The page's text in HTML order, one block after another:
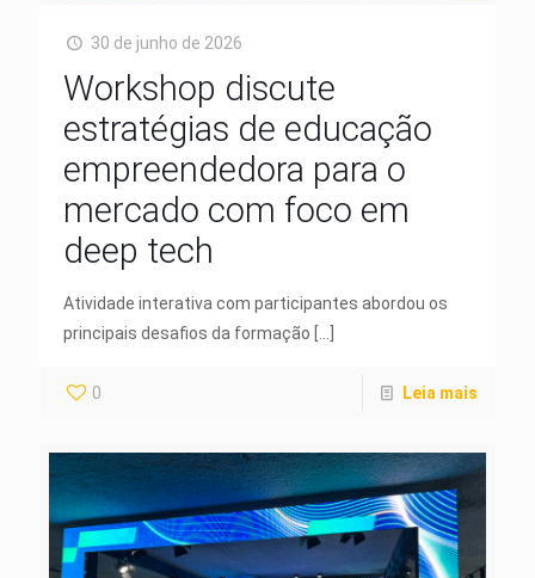
30 de junho de 2026
Workshop discute
estratégias de educação
empreendedora para o
mercado com foco em
deep tech
Atividade interativa com participantes abordou os
principais desafios da formação
0 Leia mais